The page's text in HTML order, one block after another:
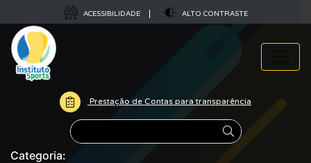
ACESSIBILIDADE ALTO CONTRASTE
Prestação de Contas para transparência
Pesquisar
Categoria: